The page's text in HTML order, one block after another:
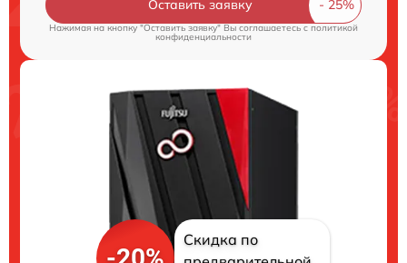
Оставить заявку
Нажимая на кнопку "Оставить заявку" Вы соглашаетесь cполитикой
конфиденциальности
Скидка по